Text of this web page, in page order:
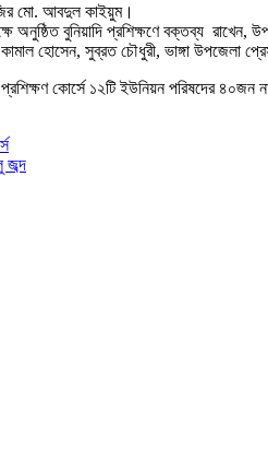
মো. আবদুল কাইয়ুম।
অনুষ্ঠিত বুনিয়াদি প্রশিক্ষণে বক্তব্য
হোসেন, সুব্রত চৌধুরী, ভাঙ্গা উপজেলা
প্রশিক্ষণ কোর্সে ১২টি ইউনিয়ন পরিষদের
জব্দ